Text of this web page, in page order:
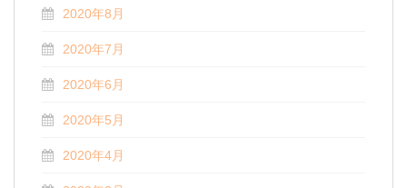
2020年8月
2020年7月
2020年6月
2020年5月
2020年4月